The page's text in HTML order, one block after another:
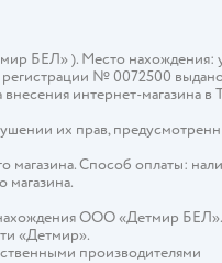
БЕЛ» ). Место нахождения:
регистрации № 0072500
интернет-магазина в
их прав,
магазина. Способ оплаты:
магазина.
ООО «Детмир
«Детмир».
производителями